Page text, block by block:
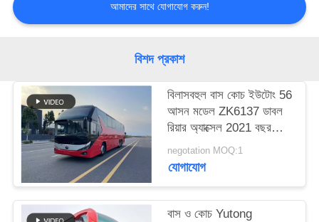
সাইট
গোপনীয়তা
নীতি
আমাদের সাথে যোগাযোগ করুন!
বিশদ প্রকাশ
বিলাসবহুল বাস কোচ ইউটোং 56
আসন মডেল ZK6137 ডাবল
রিয়ার অ্যাক্সেল 2021 বছর
এয়ারব্যাগ সাসপেনশন
negotation MOQ:1
যোগাযোগ
বাস ও কোচ Yutong